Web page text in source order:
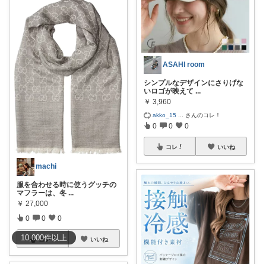
10,000件以上
machi
服を合わせる時に使うグッチの
マフラーは、冬 ...
￥ 27,000
0 0 0
コレ いいね
ASAHI room
シンプルなデザインにさりげな
いロゴが映えて ...
￥ 3,960
akko_15 さんのコレ！
0 0 0
コレ いいね